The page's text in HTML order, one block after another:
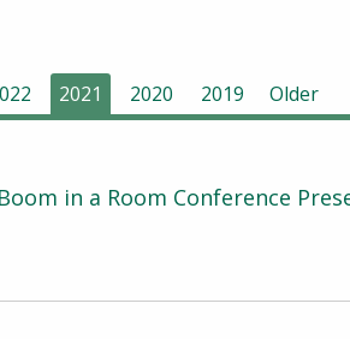
2021 2020 2019 Older
in a Room Conference